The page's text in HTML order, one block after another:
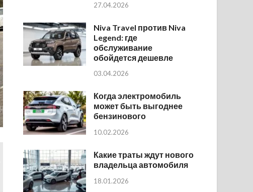
27.04.2026
Niva Travel против Niva
Legend: где
обслуживание
обойдется дешевле
03.04.2026
Когда электромобиль
может быть выгоднее
бензинового
10.02.2026
Какие траты ждут нового
владельца автомобиля
18.01.2026